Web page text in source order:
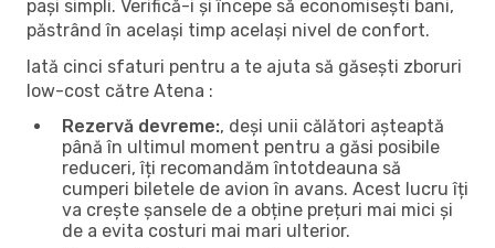
pași simpli. Verifică-i și începe să economisești bani,
păstrând în același timp același nivel de confort.
Iată cinci sfaturi pentru a te ajuta să găsești zboruri
low-cost către Atena :
Rezervă devreme:, deși unii călători așteaptă
până în ultimul moment pentru a găsi posibile
reduceri, îți recomandăm întotdeauna să
cumperi biletele de avion în avans. Acest lucru îți
va crește șansele de a obține prețuri mai mici și
de a evita costuri mai mari ulterior.